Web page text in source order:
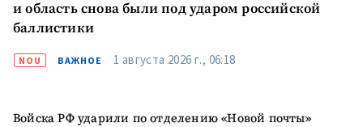
и область снова были под ударом российской
баллистики
NOU ВАЖНОЕ 1 августа 2026 г., 06:18
Войска РФ ударили по отделению «Новой почты»